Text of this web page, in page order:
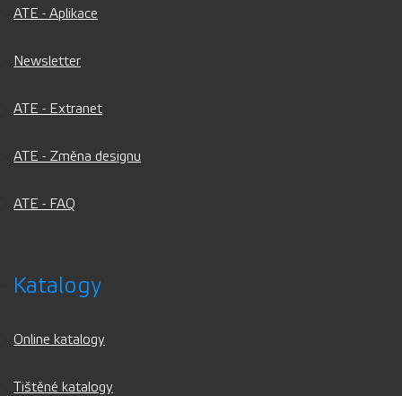
ATE - Aplikace
Newsletter
ATE - Extranet
ATE - Změna designu
ATE - FAQ
Katalogy
Online katalogy
Tištěné katalogy